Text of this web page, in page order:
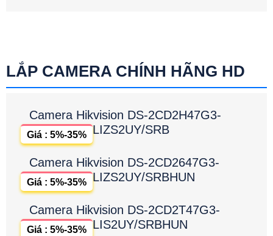
LẮP CAMERA CHÍNH HÃNG HD
Camera Hikvision DS-2CD2H47G3-
LIZS2UY/SRB
Giá : 5%-35%
Camera Hikvision DS-2CD2647G3-
LIZS2UY/SRBHUN
Giá : 5%-35%
Camera Hikvision DS-2CD2T47G3-
LIS2UY/SRBHUN
Giá : 5%-35%